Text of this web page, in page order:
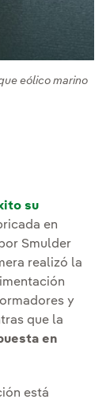
eólico marino
su
en
Smulder
realizó la
y
que la
en
está